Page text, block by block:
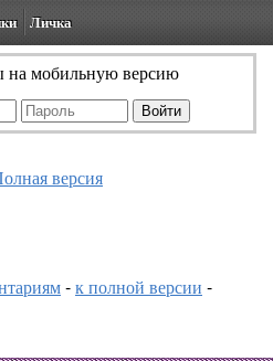
Личка
на мобильную версию
версия
-к полной версии -